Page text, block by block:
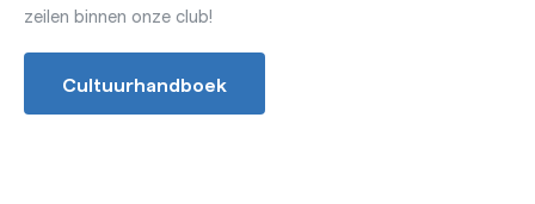
zeilen binnen onze club!
Cultuurhandboek